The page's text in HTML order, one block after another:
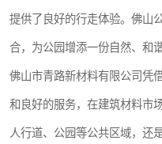
提供了良好的行走体验。佛山
合，为公园增添一份自然、和
佛山市青路新材料有限公司凭
和良好的服务，在建筑材料市
人行道、公园等公共区域，还